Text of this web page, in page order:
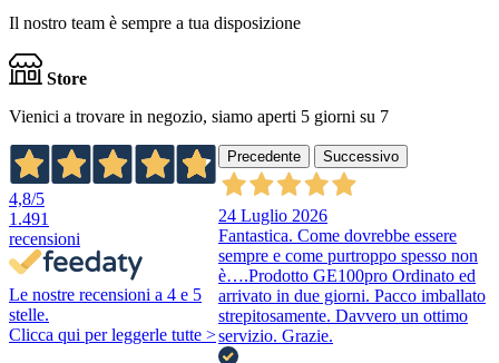
Il nostro team è sempre a tua disposizione
Store
Vienici a trovare in negozio, siamo aperti 5 giorni su 7
4,8/5
1.491
recensioni
Le nostre recensioni a 4 e 5
stelle.
Clicca qui per leggerle tutte >
Precedente Successivo
24 Luglio 2026
Fantastica. Come dovrebbe essere
sempre e come purtroppo spesso non
è….Prodotto GE100pro Ordinato ed
arrivato in due giorni. Pacco imballato
strepitosamente. Davvero un ottimo
servizio. Grazie.